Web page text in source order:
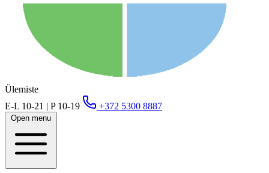
Ülemiste
E-L 10-21 | P 10-19
+372 5300 8887
Open menu